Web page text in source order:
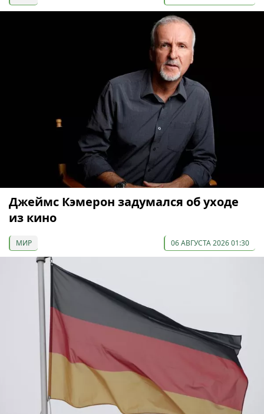
Джеймс Кэмерон задумался об уходе
из кино
МИР 06 АВГУСТА 2026 01:30